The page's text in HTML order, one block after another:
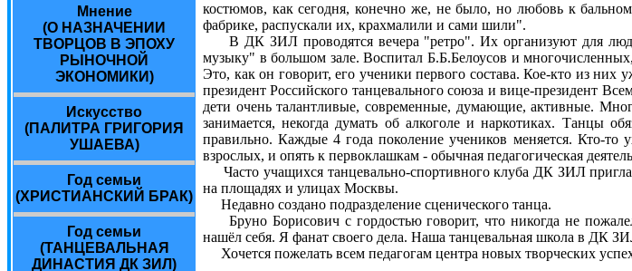
Мнение
(О НАЗНАЧЕНИИ
ТВОРЦОВ В ЭПОХУ
РЫНОЧНОЙ
ЭКОНОМИКИ)
Искусство
(ПАЛИТРА ГРИГОРИЯ
УШАЕВА)
Год семьи
(ХРИСТИАНСКИЙ БРАК)
Год семьи
(ТАНЦЕВАЛЬНАЯ
ДИНАСТИЯ ДК ЗИЛ)
костюмов, как сегодня, конечно же, не было, но любовь к
фабрике, распускали их, крахмалили и сами шили".
В ДК ЗИЛ проводятся вечера "ретро". Их организуют для
музыку" в большом зале. Воспитал Б.Б.Белоусов и
Это, как он говорит, его ученики первого состава. Кое-кто из
президент Российского танцевального союза и вице-президент
дети очень талантливые, современные, думающие, активные.
занимается, некогда думать об алкоголе и наркотиках. Танцы
правильно. Каждые 4 года поколение учеников меняется. Кто-
взрослых, и опять к первоклашкам - обычная педагогическая
Часто учащихся танцевально-спортивного клуба ДК ЗИЛ
на площадях и улицах Москвы.
Недавно создано подразделение сценического танца.
Бруно Борисович с гордостью говорит, что никогда не
нашёл себя. Я фанат своего дела. Наша танцевальная школа в ДК
Хочется пожелать всем педагогам центра новых творческих